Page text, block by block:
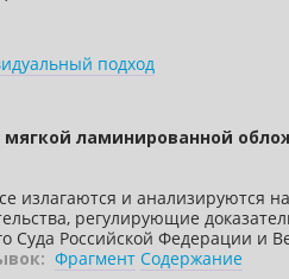
подход
мягкой ламинированной
излагаются и анализируются
регулирующие
Суда Российской Федерации и
Фрагмент Содержание